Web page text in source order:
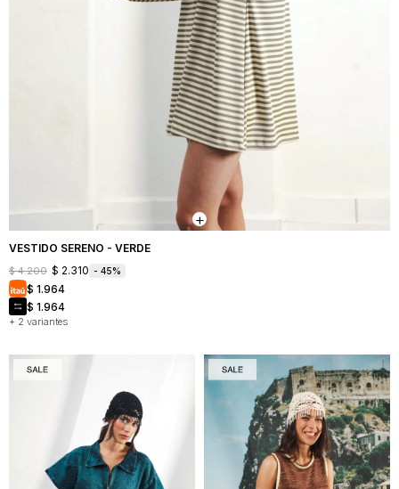
VESTIDO SERENO - VERDE
+ 2 variantes
$ 4.200 $ 2.310 45
$ 1.964
$ 1.964